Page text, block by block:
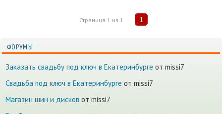
Страница 1 из 1 1
ФОРУМЫ
Заказать свадьбу под ключ в Екатеринбурге от missi7
Cвадьба под ключ в Екатеринбурге от missi7
Магазин шин и дисков от missi7